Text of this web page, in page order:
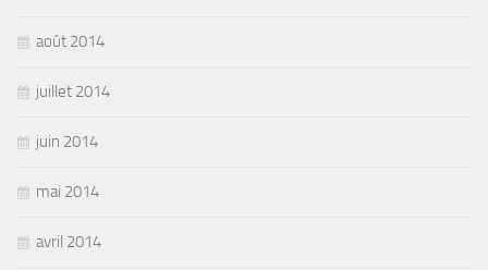
août 2014
juillet 2014
juin 2014
mai 2014
avril 2014